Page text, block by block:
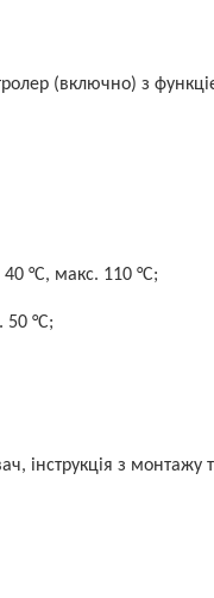
(включно) з
°C, макс. 110 °C;
50 °C;
інструкція з монтажу